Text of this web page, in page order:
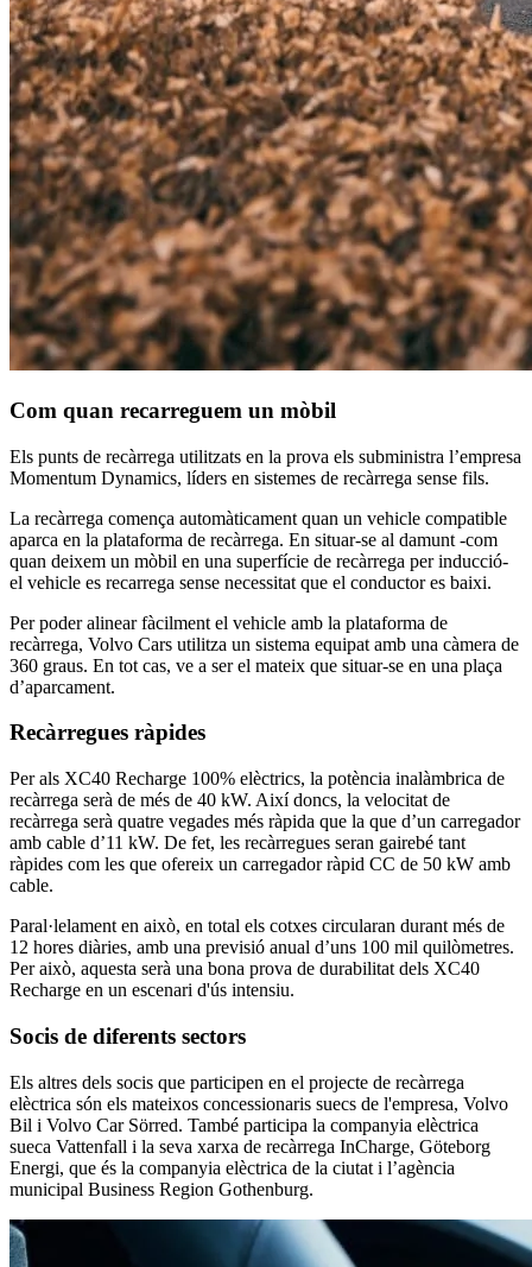
Com quan recarreguem un mòbil
Els punts de recàrrega utilitzats en la prova els subministra l’empresa
Momentum Dynamics, líders en sistemes de recàrrega sense fils.
La recàrrega comença automàticament quan un vehicle compatible
aparca en la plataforma de recàrrega. En situar-se al damunt -com
quan deixem un mòbil en una superfície de recàrrega per inducció-
el vehicle es recarrega sense necessitat que el conductor es baixi.
Per poder alinear fàcilment el vehicle amb la plataforma de
recàrrega, Volvo Cars utilitza un sistema equipat amb una càmera de
360 graus. En tot cas, ve a ser el mateix que situar-se en una plaça
d’aparcament.
Recàrregues ràpides
Per als XC40 Recharge 100% elèctrics, la potència inalàmbrica de
recàrrega serà de més de 40 kW. Així doncs, la velocitat de
recàrrega serà quatre vegades més ràpida que la que d’un carregador
amb cable d’11 kW. De fet, les recàrregues seran gairebé tant
ràpides com les que ofereix un carregador ràpid CC de 50 kW amb
cable.
Paral·lelament en això, en total els cotxes circularan durant més de
12 hores diàries, amb una previsió anual d’uns 100 mil quilòmetres.
Per això, aquesta serà una bona prova de durabilitat dels XC40
Recharge en un escenari d'ús intensiu.
Socis de diferents sectors
Els altres dels socis que participen en el projecte de recàrrega
elèctrica són els mateixos concessionaris suecs de l'empresa, Volvo
Bil i Volvo Car Sörred. També participa la companyia elèctrica
sueca Vattenfall i la seva xarxa de recàrrega InCharge, Göteborg
Energi, que és la companyia elèctrica de la ciutat i l’agència
municipal Business Region Gothenburg.